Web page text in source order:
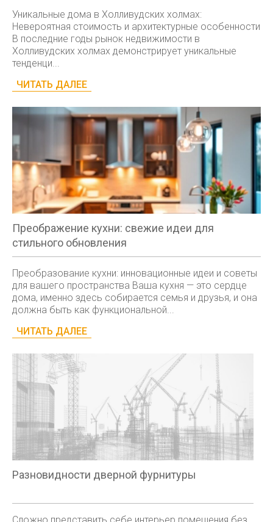
Уникальные дома в Холливудских холмах:
Невероятная стоимость и архитектурные особенности
В последние годы рынок недвижимости в
Холливудских холмах демонстрирует уникальные
тенденци...
ЧИТАТЬ ДАЛЕЕ
Преображение кухни: свежие идеи для
стильного обновления
Преобразование кухни: инновационные идеи и советы
для вашего пространства Ваша кухня — это сердце
дома, именно здесь собирается семья и друзья, и она
должна быть как функциональной...
ЧИТАТЬ ДАЛЕЕ
Разновидности дверной фурнитуры